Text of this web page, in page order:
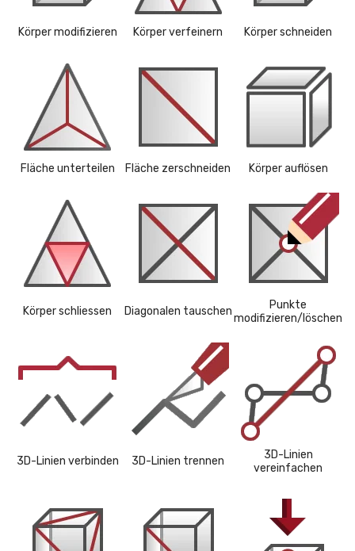
Körper modifizieren Körper verfeinern Körper schneiden
Fläche unterteilen Fläche zerschneiden Körper auflösen
Körper schliessen Diagonalen tauschen
Punkte
modifizieren/löschen
3D-Linien verbinden 3D-Linien trennen
3D-Linien
vereinfachen